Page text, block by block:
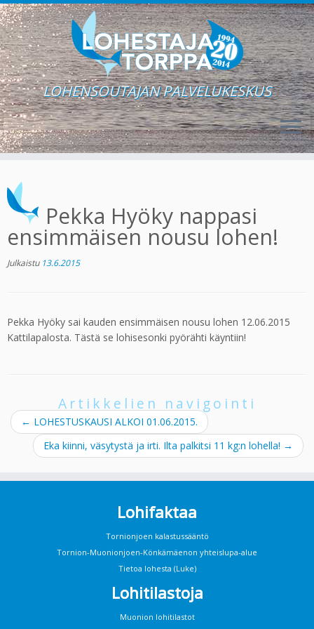
content
LOHENSOUTAJAN PALVELUKESKUS
Pekka Hyöky nappasi
ensimmäisen nousu lohen!
Julkaistu 13.6.2015
Pekka Hyöky sai kauden ensimmäisen nousu lohen 12.06.2015
Kattilapalosta. Tästä se lohisesonki pyörähti käyntiin!
Artikkelien navigointi
← LOHESTUSKAUSI ALKOI 01.06.2015.
Eka kiinni, väsytystä ja irti. Ilta palkitsi 11 kg:n lohella! →
Lohifaktaa
Tornionjoen kalastussääntö
Tornion-Muonionjoen-Könkämäenon yhteislupa-alue
Tietoa lohesta (Luke)
Lohitilastoja
Muonion lohitilastot